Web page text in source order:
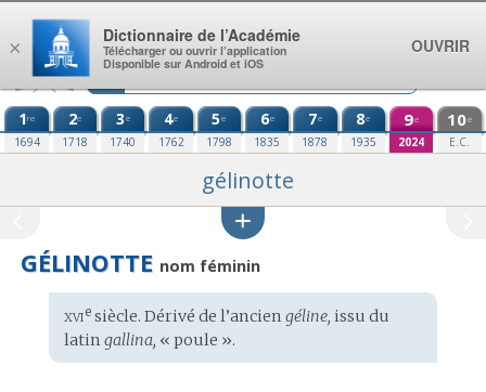
Aller au contenu
1re
1694
2e
1718
3e
1740
4e
1762
5e
1798
6e
1835
7e
1878
8e
1935
9e
2024
10e
E.C.
gélinotte
GÉLINOTTE nom féminin
Étymologie
:
xviesiècle. Dérivé de l’ancien géline, issu du
latin gallina, « poule ».
×
Dictionnaire de l’Académie
Télécharger ou ouvrir l’application
Disponible sur Android et iOS
OUVRIR